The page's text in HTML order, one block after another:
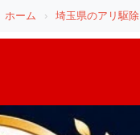
ホーム › 埼玉県のアリ駆除